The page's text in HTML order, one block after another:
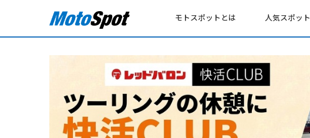
モトスポットとは 人気スポット